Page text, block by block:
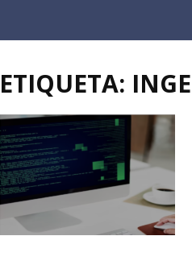
ETIQUETA: